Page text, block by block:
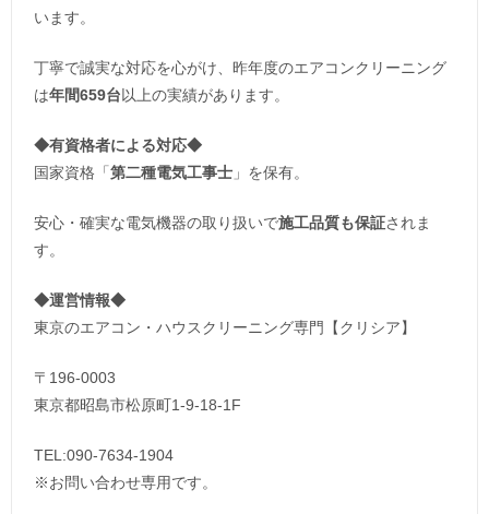
います。
丁寧で誠実な対応を心がけ、昨年度のエアコンクリーニング
は年間659台以上の実績があります。
◆有資格者による対応◆
国家資格「第二種電気工事士 」を保有。
安心・確実な電気機器の取り扱いで施工品質も保証されま
す。
◆運営情報◆
東京のエアコン・ハウスクリーニング専門【クリシア】
〒196-0003
東京都昭島市松原町1-9‐18‐1F
TEL:090-7634-1904
※お問い合わせ専用です。